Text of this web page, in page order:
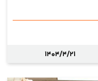
۱۴۰۴/۴/۲۱